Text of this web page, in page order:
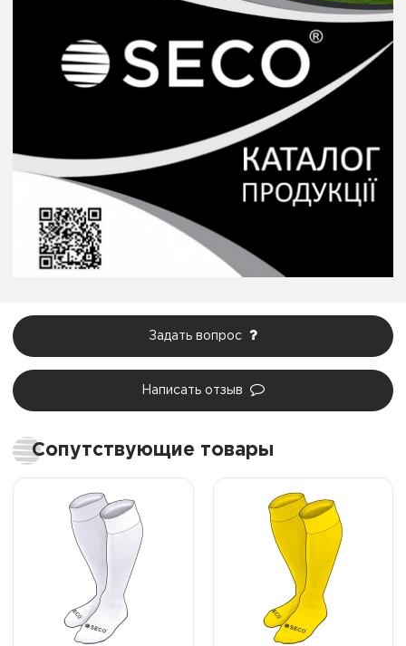
Задать вопрос
Написать отзыв
Сопутствующие товары